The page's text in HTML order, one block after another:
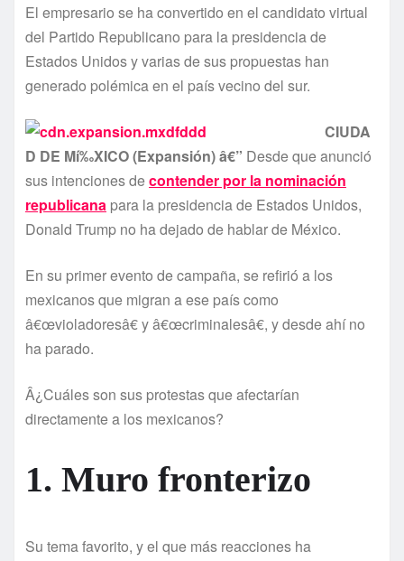
El empresario se ha convertido en el candidato virtual
del Partido Republicano para la presidencia de
Estados Unidos y varias de sus propuestas han
generado polémica en el paí­s vecino del sur.
CIUDA
D DE Mí‰XICO (Expansión) â€” Desde que anunció
sus intenciones decontender por la nominación
republicana para la presidencia de Estados Unidos,
Donald Trump no ha dejado de hablar de México.
En su primer evento de campaña, se refirió a los
mexicanos que migran a ese paí­s como
â€œvioladoresâ€ y â€œcriminalesâ€, y desde ahí­ no
ha parado.
Â¿Cuáles son sus protestas que afectarí­an
directamente a los mexicanos?
1. Muro fronterizo
Su tema favorito, y el que más reacciones ha